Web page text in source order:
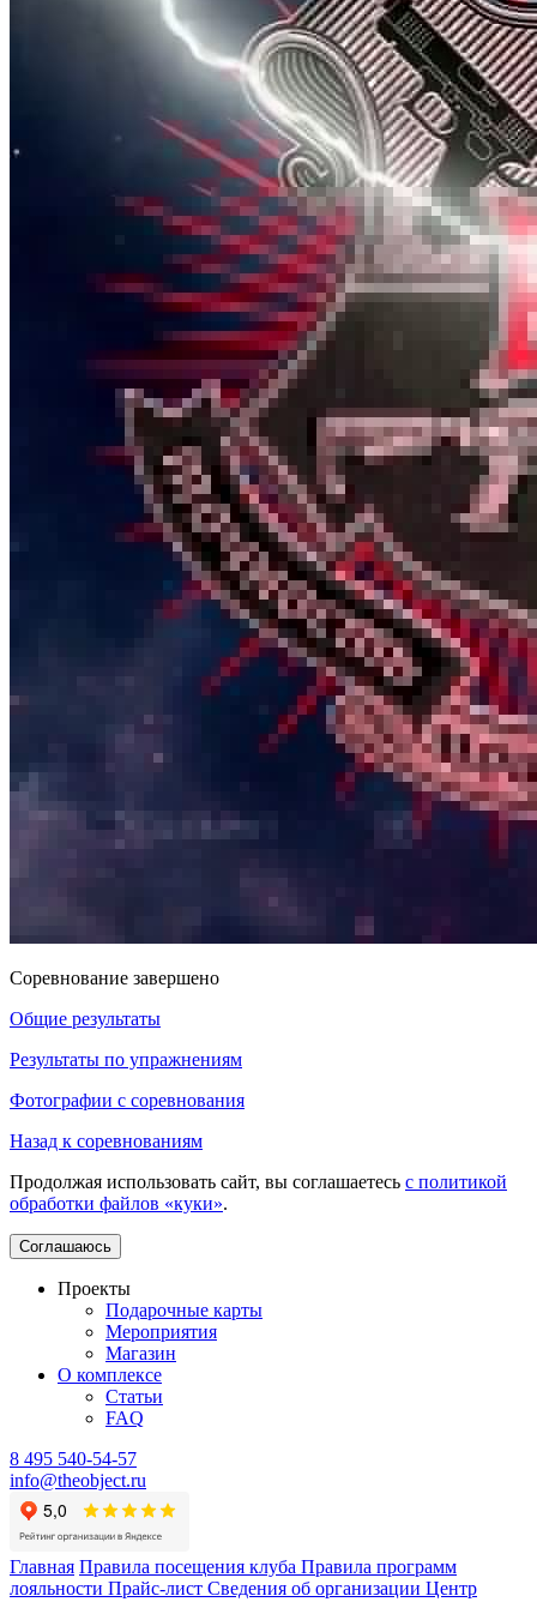
Соревнование завершено
Общие результаты
Результаты по упражнениям
Фотографии с соревнования
Назад к соревнованиям
Продолжая использовать сайт, вы соглашаетесь с политикой
обработки файлов «куки».
Соглашаюсь
Проекты
Подарочные карты
Мероприятия
Магазин
О комплексе
Статьи
FAQ
8 495 540-54-57
info@theobject.ru
Главная Правила посещения клуба Правила программ
лояльности Прайс-лист Сведения об организации Центр